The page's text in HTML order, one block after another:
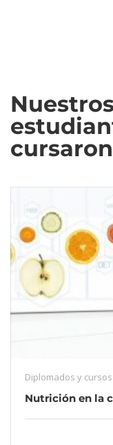
cursaron
Diplomados y cursos
Nutrición en la